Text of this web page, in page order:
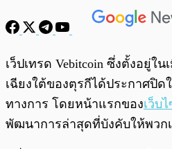
เว็ปเทรด Vebitcoin ซึ่งตั้งอยู่ใ
เฉียงใต้ของตุรกีได้ประกาศปิด
ทางการ โดยหน้าแรกของเว็บ
พัฒนาการล่าสุดที่บังคับให้พวก